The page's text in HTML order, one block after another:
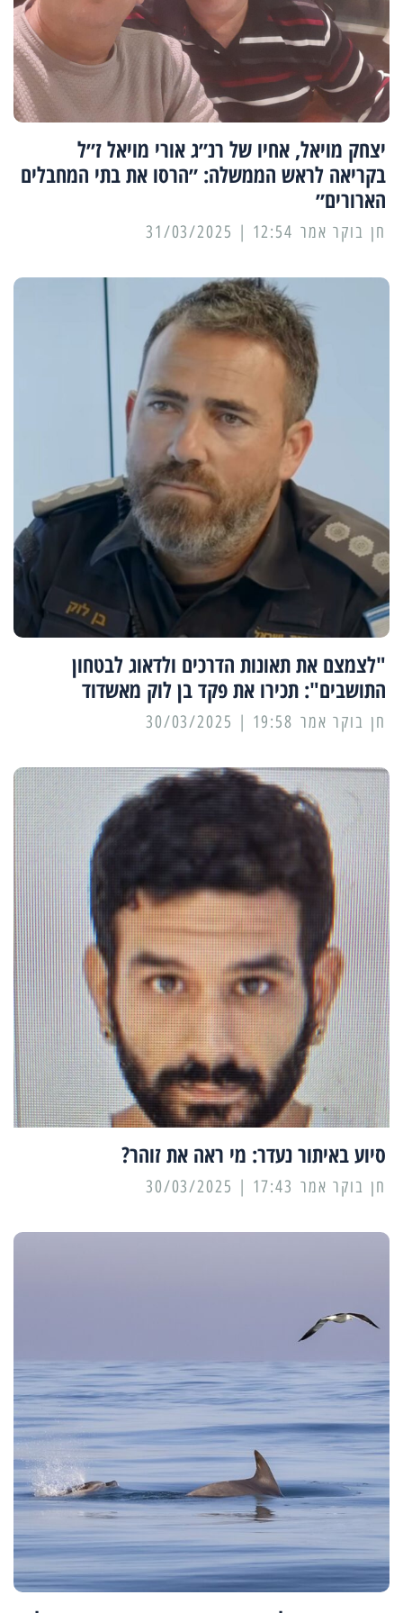
יצחק מויאל, אחיו של רנ״ג אורי מויאל ז״ל
בקריאה לראש הממשלה: ״הרסו את בתי המחבלים
הארורים״
12:54 | 31/03/2025
"לצמצם את תאונות הדרכים ולדאוג לבטחון
התושבים": תכירו את פקד בן לוק מאשדוד
19:58 | 30/03/2025
סיוע באיתור נעדר: מי ראה את זוהר?
17:43 | 30/03/2025